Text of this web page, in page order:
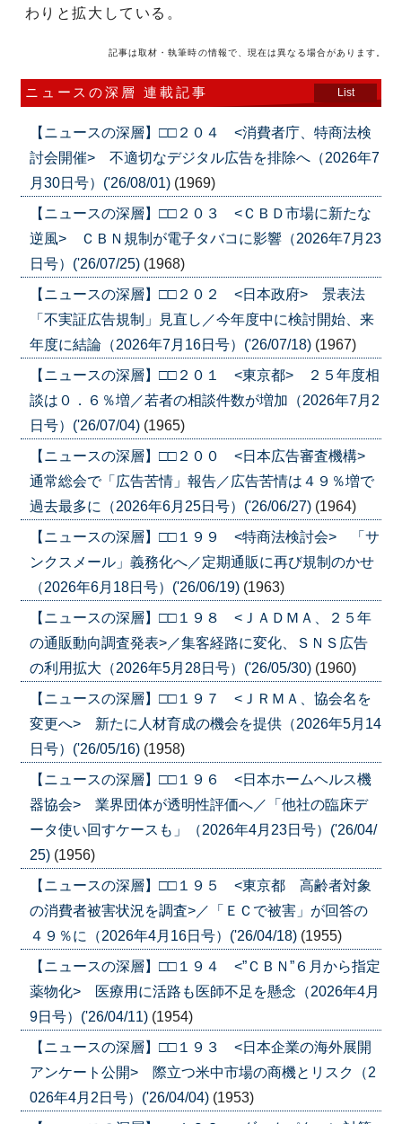
わりと拡大している。
記事は取材・執筆時の情報で、現在は異なる場合があります。
ニュースの深層 連載記事 List
【ニュースの深層】□□２０４ <消費者庁、特商法検
討会開催> 不適切なデジタル広告を排除へ（2026年7
月30日号）('26/08/01) (1969)
【ニュースの深層】□□２０３ <ＣＢＤ市場に新たな
逆風> ＣＢＮ規制が電子タバコに影響（2026年7月23
日号）('26/07/25) (1968)
【ニュースの深層】□□２０２ <日本政府> 景表法
「不実証広告規制」見直し／今年度中に検討開始、来
年度に結論（2026年7月16日号）('26/07/18) (1967)
【ニュースの深層】□□２０１ <東京都> ２５年度相
談は０．６％増／若者の相談件数が増加（2026年7月2
日号）('26/07/04) (1965)
【ニュースの深層】□□２００ <日本広告審査機構>
通常総会で「広告苦情」報告／広告苦情は４９％増で
過去最多に（2026年6月25日号）('26/06/27) (1964)
【ニュースの深層】□□１９９ <特商法検討会> 「サ
ンクスメール」義務化へ／定期通販に再び規制のかせ
（2026年6月18日号）('26/06/19) (1963)
【ニュースの深層】□□１９８ <ＪＡＤＭＡ、２５年
の通販動向調査発表>／集客経路に変化、ＳＮＳ広告
の利用拡大（2026年5月28日号）('26/05/30) (1960)
【ニュースの深層】□□１９７ <ＪＲＭＡ、協会名を
変更へ> 新たに人材育成の機会を提供（2026年5月14
日号）('26/05/16) (1958)
【ニュースの深層】□□１９６ <日本ホームヘルス機
器協会> 業界団体が透明性評価へ／「他社の臨床デ
ータ使い回すケースも」（2026年4月23日号）('26/04/
25) (1956)
【ニュースの深層】□□１９５ <東京都 高齢者対象
の消費者被害状況を調査>／「ＥＣで被害」が回答の
４９％に（2026年4月16日号）('26/04/18) (1955)
【ニュースの深層】□□１９４ <”ＣＢＮ”６月から指定
薬物化> 医療用に活路も医師不足を懸念（2026年4月
9日号）('26/04/11) (1954)
【ニュースの深層】□□１９３ <日本企業の海外展開
アンケート公開> 際立つ米中市場の商機とリスク（2
026年4月2日号）('26/04/04) (1953)